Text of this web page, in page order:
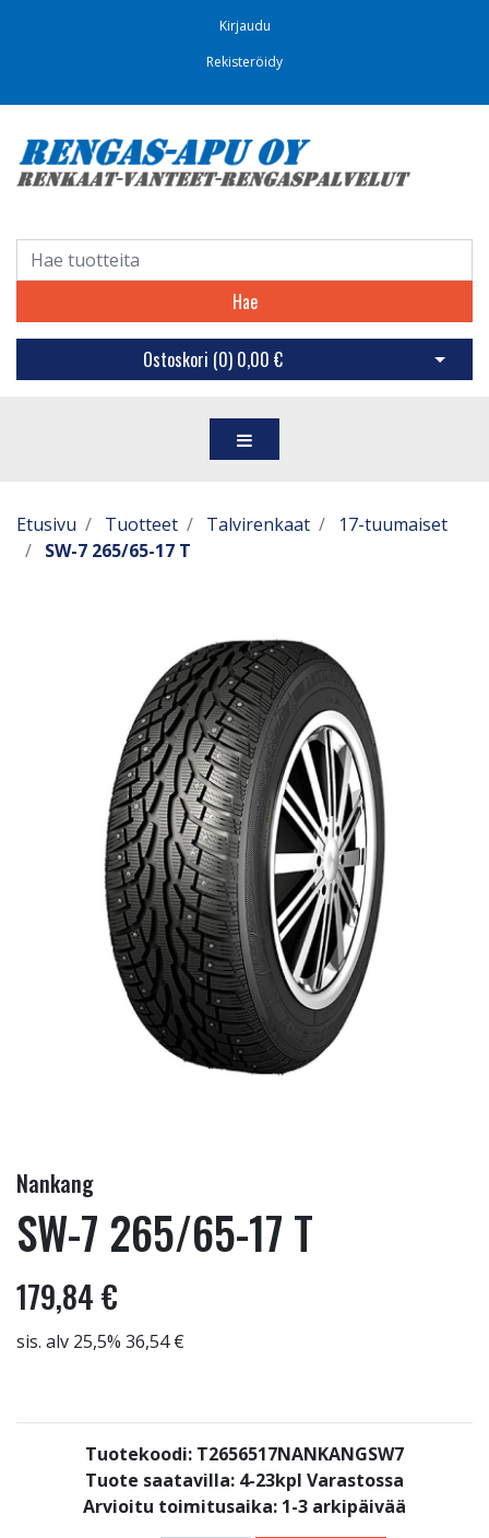
Kirjaudu
Rekisteröidy
Hae
Ostoskori (0) 0,00 € Avaa
Etusivu Tuotteet Talvirenkaat
17-tuumaiset
SW-7 265/65-17 T
Nankang
SW-7 265/65-17 T
179,84 €
sis. alv 25,5% 36,54 €
Tuotekoodi: T2656517NANKANGSW7
Tuote saatavilla: 4-23kpl Varastossa
Arvioitu toimitusaika: 1-3 arkipäivää